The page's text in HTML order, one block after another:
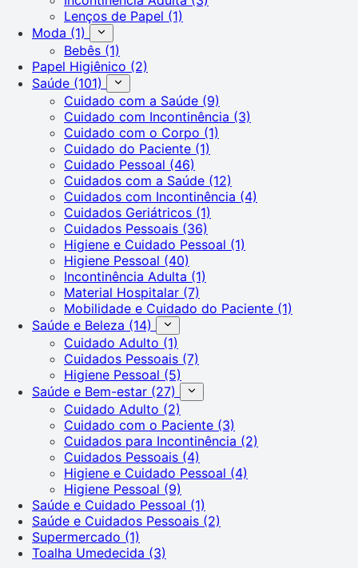
Lenços de Papel (1)
Moda (1)
Bebês (1)
Papel Higiênico (2)
Saúde (101)
Cuidado com a Saúde (9)
Cuidado com Incontinência (3)
Cuidado com o Corpo (1)
Cuidado do Paciente (1)
Cuidado Pessoal (46)
Cuidados com a Saúde (12)
Cuidados com Incontinência (4)
Cuidados Geriátricos (1)
Cuidados Pessoais (36)
Higiene e Cuidado Pessoal (1)
Higiene Pessoal (40)
Incontinência Adulta (1)
Material Hospitalar (7)
Mobilidade e Cuidado do Paciente (1)
Saúde e Beleza (14)
Cuidado Adulto (1)
Cuidados Pessoais (7)
Higiene Pessoal (5)
Saúde e Bem-estar (27)
Cuidado Adulto (2)
Cuidado com o Paciente (3)
Cuidados para Incontinência (2)
Cuidados Pessoais (4)
Higiene e Cuidado Pessoal (4)
Higiene Pessoal (9)
Saúde e Cuidado Pessoal (1)
Saúde e Cuidados Pessoais (2)
Supermercado (1)
Toalha Umedecida (3)